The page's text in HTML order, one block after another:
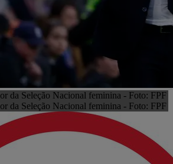
da Seleção Nacional feminina - Foto: FPF
da Seleção Nacional feminina - Foto: FPF